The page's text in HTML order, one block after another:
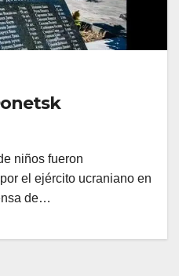
niños fueron
el ejército ucraniano en
de…